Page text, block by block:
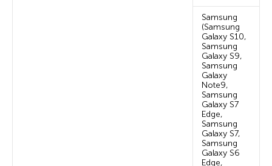
Samsung
(Samsung
Galaxy S10,
Samsung
Galaxy S9,
Samsung
Galaxy
Note9,
Samsung
Galaxy S7
Edge,
Samsung
Galaxy S7,
Samsung
Galaxy S6
Edge,